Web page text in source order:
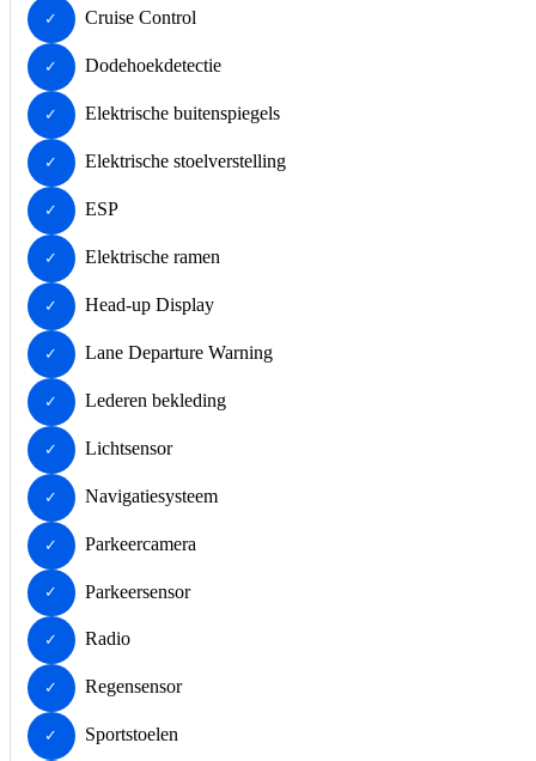
Cruise Control
Dodehoekdetectie
Elektrische buitenspiegels
Elektrische stoelverstelling
ESP
Elektrische ramen
Head-up Display
Lane Departure Warning
Lederen bekleding
Lichtsensor
Navigatiesysteem
Parkeercamera
Parkeersensor
Radio
Regensensor
Sportstoelen